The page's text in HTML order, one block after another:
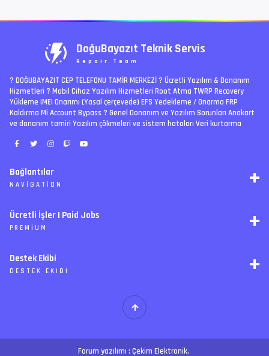
DoğuBayazıt Teknik Servis
Repair Team
? DOĞUBAYAZIT CEP TELEFONU TAMİR MERKEZİ ?️ Ücretli Yazılım & Donanım
Hizmetleri ? Mobil Cihaz Yazılım Hizmetleri Root Atma TWRP Recovery
Yükleme IMEI Onarımı (Yasal çerçevede) EFS Yedekleme / Onarma FRP
Kaldırma Mi Account Bypass ? Genel Donanım ve Yazılım Sorunları Anakart
ve donanım tamiri Yazılım çökmeleri ve sistem hataları Veri kurtarma
Bağlantılar
NAVIGATION
Arşiv
Ajanda
Forum Yönetimi
Forumları Okundu Kabul Et
Ücretli İşler | Paid Jobs
PREMIUM
Paketler
Özel tema
Destek Ekibi
DESTEK EKIBI
İ
T H
Forum yazılımı : Çekim Elektronik.